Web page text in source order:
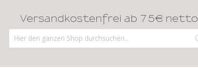
Versandkostenfrei ab 75€ netto